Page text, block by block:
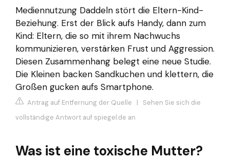
Mediennutzung Daddeln stört die Eltern-Kind-
Beziehung. Erst der Blick aufs Handy, dann zum
Kind: Eltern, die so mit ihrem Nachwuchs
kommunizieren, verstärken Frust und Aggression.
Diesen Zusammenhang belegt eine neue Studie.
Die Kleinen backen Sandkuchen und klettern, die
Großen gucken aufs Smartphone.
Antrag auf Entfernung der Quelle | Sehen Sie sich die
vollständige Antwort auf spiegel.de an
Was ist eine toxische Mutter?